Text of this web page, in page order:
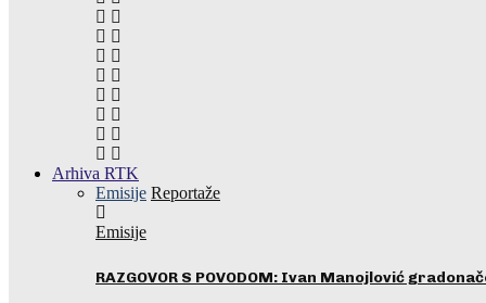
Arhiva RTK
Emisije Reportaže
Emisije
RAZGOVOR S POVODOM: Ivan Manojlović